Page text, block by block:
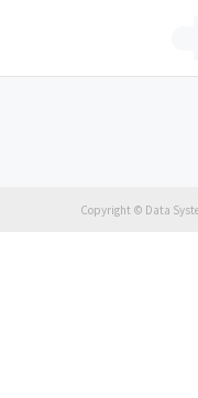
Copyright © Data